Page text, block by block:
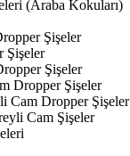
(Araba Kokuları)
Şişeler
Şişeler
Şişeler
Dropper Şişeler
Cam Dropper Şişeler
Cam Şişeler